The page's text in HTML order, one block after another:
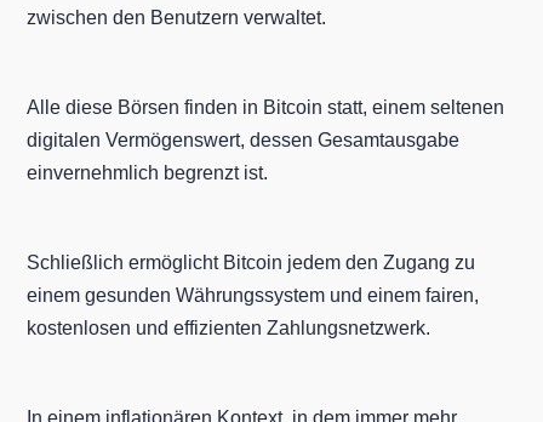
zwischen den Benutzern verwaltet.
Alle diese Börsen finden in Bitcoin statt, einem seltenen
digitalen Vermögenswert, dessen Gesamtausgabe
einvernehmlich begrenzt ist.
Schließlich ermöglicht Bitcoin jedem den Zugang zu
einem gesunden Währungssystem und einem fairen,
kostenlosen und effizienten Zahlungsnetzwerk.
In einem inflationären Kontext, in dem immer mehr